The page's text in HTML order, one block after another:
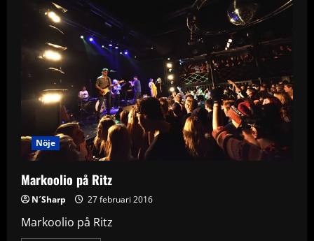
Nöje
Markoolio på Ritz
N´Sharp 27 februari 2016
Markoolio på Ritz